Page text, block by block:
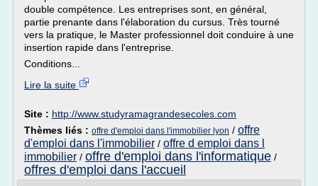
double compétence. Les entreprises sont, en général,
partie prenante dans l'élaboration du cursus. Très tourné
vers la pratique, le Master professionnel doit conduire à une
insertion rapide dans l'entreprise.
Conditions...
Lire la suite
Site : http://www.studyramagrandesecoles.com
Thèmes liés : offre d'emploi dans l'immobilier lyon / offre
d'emploi dans l'immobilier / offre d emploi dans l
immobilier / offre d'emploi dans l'informatique /
offres d'emploi dans l'accueil